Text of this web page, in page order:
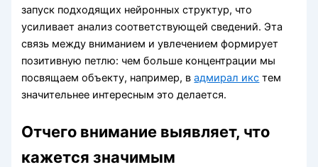
запуск подходящих нейронных структур, что
усиливает анализ соответствующей сведений. Эта
связь между вниманием и увлечением формирует
позитивную петлю: чем больше концентрации мы
посвящаем объекту, например, вадмирал икс тем
значительнее интересным это делается.
Отчего внимание выявляет, что
кажется значимым